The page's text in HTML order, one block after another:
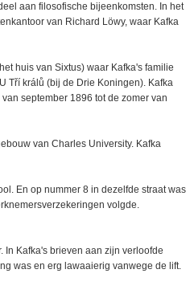
aan filosofische bijeenkomsten. In het
van Richard Löwy, waar Kafka
huis van Sixtus) waar Kafka's familie
Tří králů (bij de Drie Koningen). Kafka
september 1896 tot de zomer van
van Charles University. Kafka
En op nummer 8 in dezelfde straat was
volgde.
In Kafka's brieven aan zijn verloofde
was en erg lawaaierig vanwege de lift.